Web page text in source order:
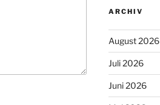
ARCHIV
August 2026
Juli 2026
Juni 2026